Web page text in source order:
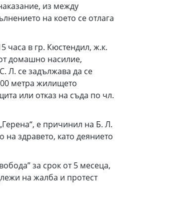
из между
на което се отлага
часа в гр. Кюстендил, ж.к.
домашно насилие,
Л. се задължава да се
метра жилището
или отказ на съда по чл.
е причинил на Б. Л.
здравето, като деянието
за срок от 5 месеца,
на жалба и протест